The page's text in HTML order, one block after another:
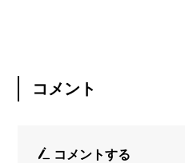
コメント
コメントする